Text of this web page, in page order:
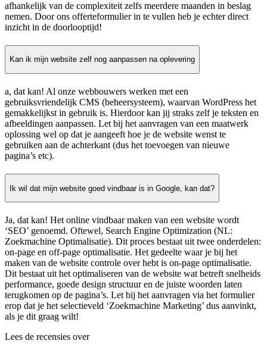
afhankelijk van de complexiteit zelfs meerdere maanden in beslag
nemen. Door ons offerteformulier in te vullen heb je echter direct
inzicht in de doorlooptijd!
Kan ik mijn website zelf nog aanpassen na oplevering
a, dat kan! Al onze webbouwers werken met een
gebruiksvriendelijk CMS (beheersysteem), waarvan WordPress het
gemakkelijkst in gebruik is. Hierdoor kan jij straks zelf je teksten en
afbeeldingen aanpassen. Let bij het aanvragen van een maatwerk
oplossing wel op dat je aangeeft hoe je de website wenst te
gebruiken aan de achterkant (dus het toevoegen van nieuwe
pagina’s etc).
Ik wil dat mijn website goed vindbaar is in Google, kan dat?
Ja, dat kan! Het online vindbaar maken van een website wordt
‘SEO’ genoemd. Oftewel, Search Engine Optimization (NL:
Zoekmachine Optimalisatie). Dit proces bestaat uit twee onderdelen:
on-page en off-page optimalisatie. Het gedeelte waar je bij het
maken van de website controle over hebt is on-page optimalisatie.
Dit bestaat uit het optimaliseren van de website wat betreft snelheids
performance, goede design structuur en de juiste woorden laten
terugkomen op de pagina’s. Let bij het aanvragen via het formulier
erop dat je het selectieveld ‘Zoekmachine Marketing’ dus aanvinkt,
als je dit graag wilt!
Lees de recensies over